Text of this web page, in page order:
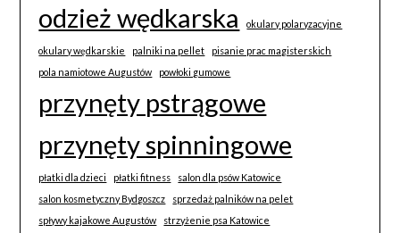
odzież wędkarska okulary polaryzacyjne
okulary wędkarskie palniki na pellet
pisanie prac magisterskich
pola namiotowe Augustów
powłoki gumowe
przynęty pstrągowe
przynęty spinningowe
płatki dla dzieci płatki fitness
salon dla psów Katowice
salon kosmetyczny Bydgoszcz
sprzedaż palników na pelet
spływy kajakowe Augustów
strzyżenie psa Katowice